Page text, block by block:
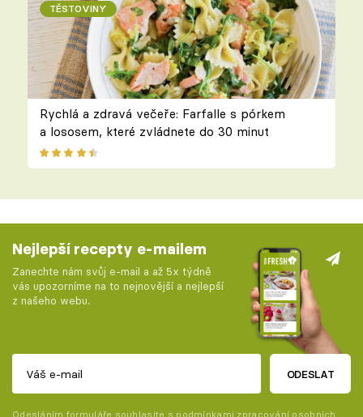
TĚSTOVINY
Rychlá a zdravá večeře: Farfalle s pórkem
a lososem, které zvládnete do 30 minut
Nejlepší recepty e-mailem
Zanechte nám svůj e-mail a až 5x týdně
vás upozorníme na to nejnovější a nejlepší
z našeho webu.
ODESLAT
Odesláním formuláře souhlasíte s podmínkami zpracování osobních